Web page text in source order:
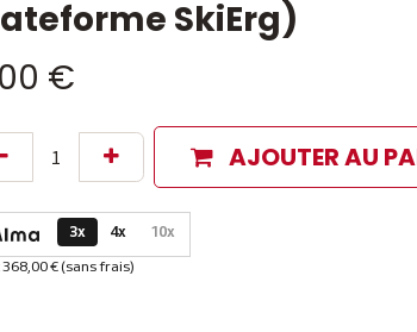
SkiErg)
€
AJOUTER AU
de paiement disponibles
3x 4x 10x
sur le plan de paiement sélectionné
368,00 € (sans frais)